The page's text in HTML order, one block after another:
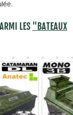
LES "BATEAUX